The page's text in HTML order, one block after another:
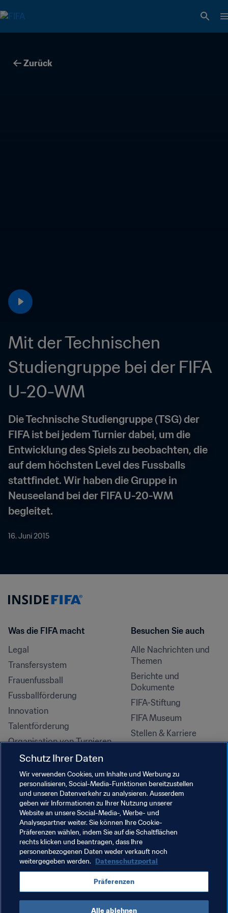
Zurück
Mit der Technischen
Studiengruppe bei der FIFA
U-20-WM
Die Technische Studiengruppe (TSG) der
FIFA ist bei jedem Turnier dabei, um die
Entwicklung des Spiels zu beobachten, die
auf dem höchsten Level des Fussballs
stattfindet. Wir haben die Gruppe in
Neuseeland bei der FIFA U-20-WM
begleitet.
16. Juni 2015
Was die FIFA macht
Legal
Transfersystem
Frauenfussball
Fussballförderung
Innovation
Talentförderung
Organisation von Turnieren
Nachhaltigkeit
Menschenrechte und
Antidiskriminierung
Gesundheit und Medizin
Bildungsinitiativen
Besuchen Sie auch
Alle Nachrichten und
Themen
Berichte und
Dokumente
FIFA-Stiftung
FIFA Museum
Stellen & Karriere
Schutz Ihrer Daten
Wir verwenden Cookies, um Inhalte und Werbung zu
personalisieren, Social-Media-Funktionen bereitzustellen
und unseren Datenverkehr zu analysieren. Ausserdem
geben wir Informationen zu Ihrer Nutzung unserer
Website an unsere Social-Media-, Werbe- und
Analysepartner weiter. Sie können Ihre Cookie-
Präferenzen wählen, indem Sie auf die Schaltflächen
rechts klicken und beantragen, dass Ihre
personenbezogenen Daten weder verkauft noch
weitergegeben werden. Datenschutzportal
Präferenzen
Alle ablehnen